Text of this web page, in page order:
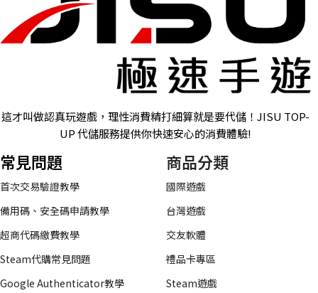
這才叫做認真玩遊戲，理性消費精打細算就是要代儲！JISU TOP-
UP 代儲服務提供你快速安心的消費體驗!
常見問題
首次交易驗證教學
備用碼、安全碼申請教學
超商代碼繳費教學
Steam代購常見問題
Google Authenticator教學
商品分類
國際遊戲
台灣遊戲
交友軟體
禮品卡專區
Steam遊戲